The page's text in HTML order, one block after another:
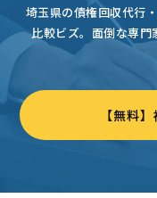
埼玉県の債権回収代行
比較ビズ。 面倒な専門
【無料
債権回収の相
債権回収の相
【法人向け小
【債権回収管
【お電話連絡